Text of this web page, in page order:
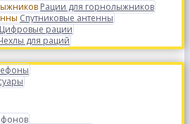
Рации для горнолыжников
Спутниковые антенны
Цифровые рации
для раций